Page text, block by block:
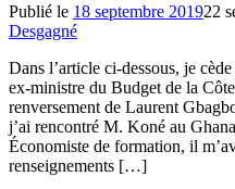
Publié le 18 septembre 201922
Desgagné
Dans l’article ci-dessous, je
ex-ministre du Budget de la
renversement de Laurent
j’ai rencontré M. Koné au
Économiste de formation, il
renseignements […]